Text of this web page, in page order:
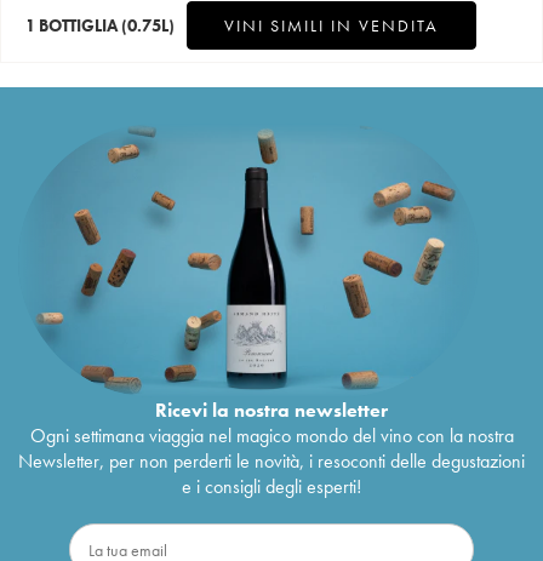
1 BOTTIGLIA (0.75L) VINI SIMILI IN VENDITA
Ricevi la nostra newsletter
Ogni settimana viaggia nel magico mondo del vino con la nostra
Newsletter, per non perderti le novità, i resoconti delle degustazioni
e i consigli degli esperti!